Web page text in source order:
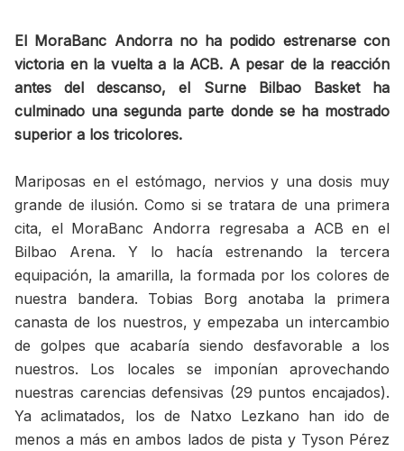
El MoraBanc Andorra no ha podido estrenarse con
victoria en la vuelta a la ACB. A pesar de la reacción
antes del descanso, el Surne Bilbao Basket ha
culminado una segunda parte donde se ha mostrado
superior a los tricolores.
Mariposas en el estómago, nervios y una dosis muy
grande de ilusión. Como si se tratara de una primera
cita, el MoraBanc Andorra regresaba a ACB en el
Bilbao Arena. Y lo hacía estrenando la tercera
equipación, la amarilla, la formada por los colores de
nuestra bandera. Tobias Borg anotaba la primera
canasta de los nuestros, y empezaba un intercambio
de golpes que acabaría siendo desfavorable a los
nuestros. Los locales se imponían aprovechando
nuestras carencias defensivas (29 puntos encajados).
Ya aclimatados, los de Natxo Lezkano han ido de
menos a más en ambos lados de pista y Tyson Pérez